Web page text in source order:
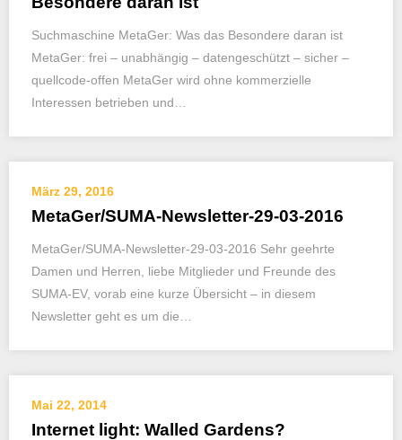
Suchmaschine MetaGer: Was das Besondere daran ist
MetaGer: frei – unabhängig – datengeschützt – sicher –
quellcode-offen MetaGer wird ohne kommerzielle
Interessen betrieben und…
März 29, 2016
MetaGer/SUMA-Newsletter-29-03-2016
MetaGer/SUMA-Newsletter-29-03-2016 Sehr geehrte
Damen und Herren, liebe Mitglieder und Freunde des
SUMA-EV, vorab eine kurze Übersicht – in diesem
Newsletter geht es um die…
Mai 22, 2014
Internet light: Walled Gardens?